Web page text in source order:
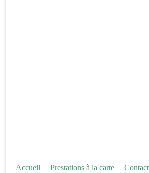
Accueil Prestations à la carte Contact